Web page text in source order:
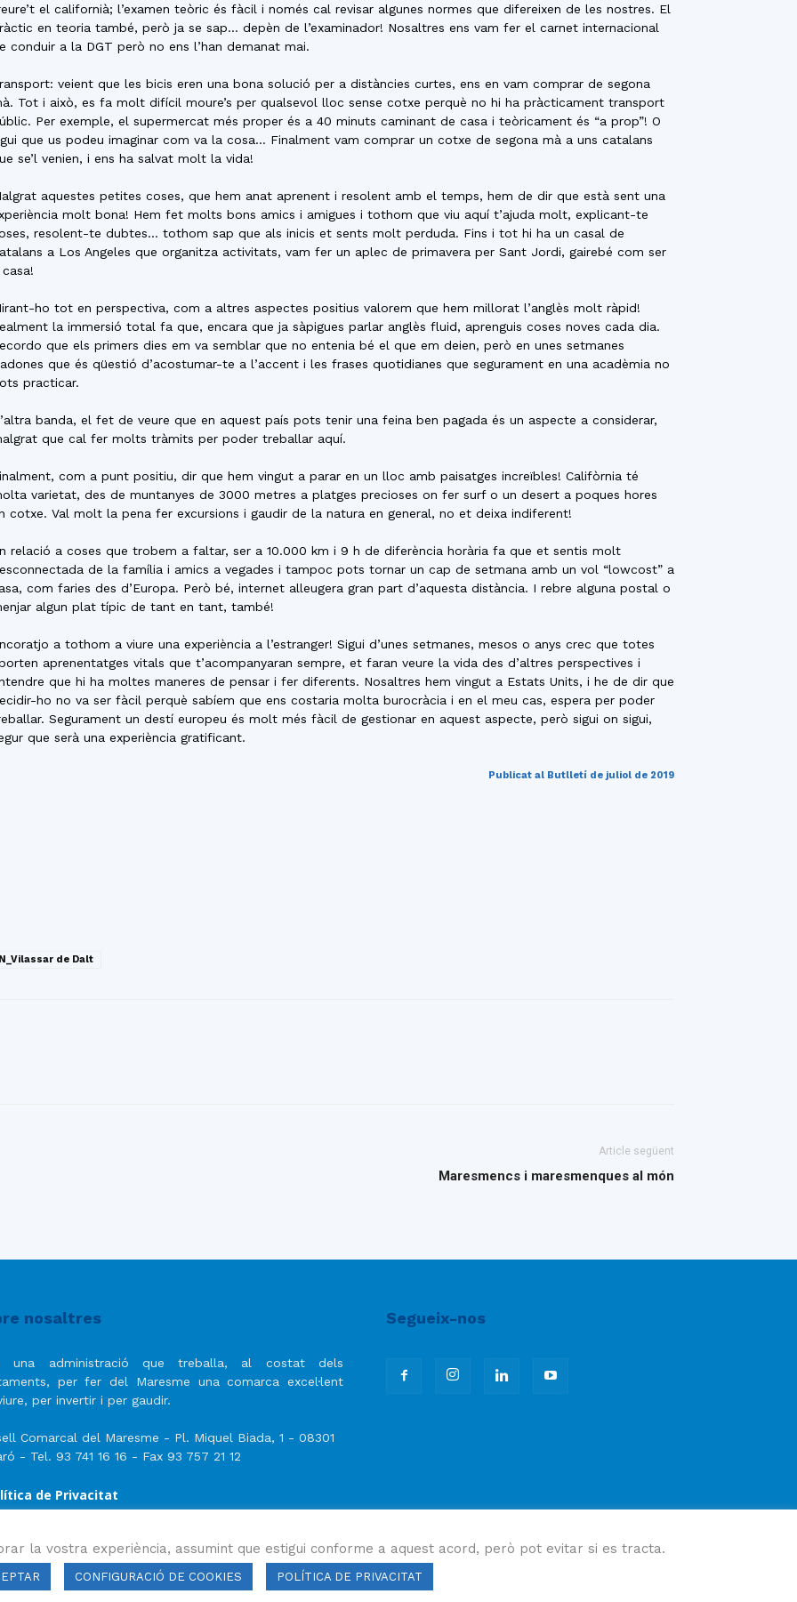
el californià; l’examen teòric és fàcil i només cal revisar algunes normes que difereixen de les nostres. El
en teoria també, però ja se sap… depèn de l’examinador! Nosaltres ens vam fer el carnet internacional
conduir a la DGT però no ens l’han demanat mai.
veient que les bicis eren una bona solució per a distàncies curtes, ens en vam comprar de segona
Tot i això, es fa molt difícil moure’s per qualsevol lloc sense cotxe perquè no hi ha pràcticament transport
Per exemple, el supermercat més proper és a 40 minuts caminant de casa i teòricament és “a prop”! O
que us podeu imaginar com va la cosa… Finalment vam comprar un cotxe de segona mà a uns catalans
se’l venien, i ens ha salvat molt la vida!
aquestes petites coses, que hem anat aprenent i resolent amb el temps, hem de dir que està sent una
molt bona! Hem fet molts bons amics i amigues i tothom que viu aquí t’ajuda molt, explicant-te
resolent-te dubtes… tothom sap que als inicis et sents molt perduda. Fins i tot hi ha un casal de
a Los Angeles que organitza activitats, vam fer un aplec de primavera per Sant Jordi, gairebé com ser
casa!
ho tot en perspectiva, com a altres aspectes positius valorem que hem millorat l’anglès molt ràpid!
la immersió total fa que, encara que ja sàpigues parlar anglès fluid, aprenguis coses noves cada dia.
que els primers dies em va semblar que no entenia bé el que em deien, però en unes setmanes
que és qüestió d’acostumar-te a l’accent i les frases quotidianes que segurament en una acadèmia no
practicar.
banda, el fet de veure que en aquest país pots tenir una feina ben pagada és un aspecte a considerar,
que cal fer molts tràmits per poder treballar aquí.
com a punt positiu, dir que hem vingut a parar en un lloc amb paisatges increïbles! Califòrnia té
varietat, des de muntanyes de 3000 metres a platges precioses on fer surf o un desert a poques hores
cotxe. Val molt la pena fer excursions i gaudir de la natura en general, no et deixa indiferent!
relació a coses que trobem a faltar, ser a 10.000 km i 9 h de diferència horària fa que et sentis molt
de la família i amics a vegades i tampoc pots tornar un cap de setmana amb un vol “lowcost” a
com faries des d’Europa. Però bé, internet alleugera gran part d’aquesta distància. I rebre alguna postal o
algun plat típic de tant en tant, també!
a tothom a viure una experiència a l’estranger! Sigui d’unes setmanes, mesos o anys crec que totes
aprenentatges vitals que t’acompanyaran sempre, et faran veure la vida des d’altres perspectives i
que hi ha moltes maneres de pensar i fer diferents. Nosaltres hem vingut a Estats Units, i he de dir que
ho no va ser fàcil perquè sabíem que ens costaria molta burocràcia i en el meu cas, espera per poder
Segurament un destí europeu és molt més fàcil de gestionar en aquest aspecte, però sigui on sigui,
que serà una experiència gratificant.
Publicat al Butlletí de juliol de 2019
de Dalt
Article següent
Maresmencs i maresmenques al món
nosaltres
una administració que treballa, al costat dels
per fer del Maresme una comarca excel·lent
per invertir i per gaudir.
Comarcal del Maresme - Pl. Miquel Biada, 1 - 08301
- Tel. 93 741 16 16 - Fax 93 757 21 12
de Privacitat
Segueix-nos
la vostra experiència, assumint que estigui conforme a aquest acord, però pot evitar si es tracta.
CONFIGURACIÓ DE COOKIES POLÍTICA DE PRIVACITAT